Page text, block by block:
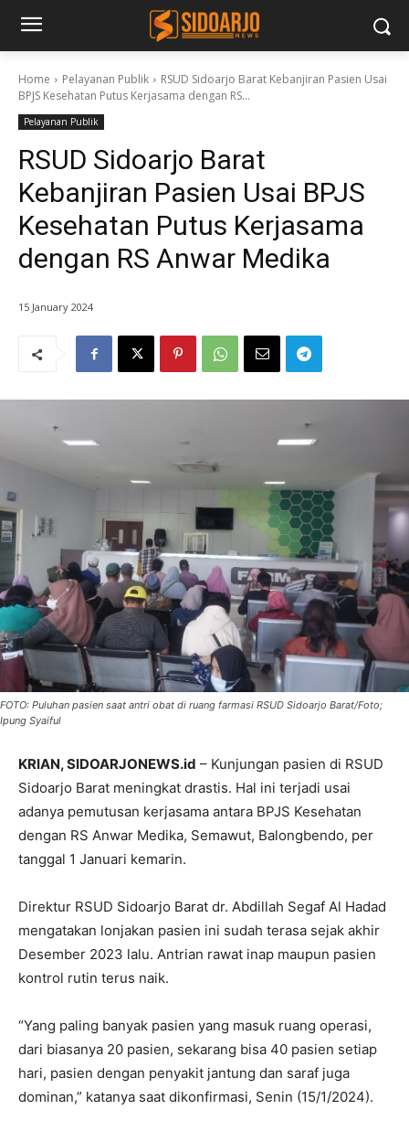
Home Pelayanan Publik
RSUD Sidoarjo Barat Kebanjiran Pasien Usai
BPJS Kesehatan Putus Kerjasama dengan RS...
Pelayanan Publik
RSUD Sidoarjo Barat
Kebanjiran Pasien Usai BPJS
Kesehatan Putus Kerjasama
dengan RS Anwar Medika
15 January 2024
FOTO: Puluhan pasien saat antri obat di ruang farmasi RSUD Sidoarjo Barat/Foto;
Ipung Syaiful
KRIAN, SIDOARJONEWS.id – Kunjungan pasien di RSUD
Sidoarjo Barat meningkat drastis. Hal ini terjadi usai
adanya pemutusan kerjasama antara BPJS Kesehatan
dengan RS Anwar Medika, Semawut, Balongbendo, per
tanggal 1 Januari kemarin.
Direktur RSUD Sidoarjo Barat dr. Abdillah Segaf Al Hadad
mengatakan lonjakan pasien ini sudah terasa sejak akhir
Desember 2023 lalu. Antrian rawat inap maupun pasien
kontrol rutin terus naik.
“Yang paling banyak pasien yang masuk ruang operasi,
dari biasanya 20 pasien, sekarang bisa 40 pasien setiap
hari, pasien dengan penyakit jantung dan saraf juga
dominan,” katanya saat dikonfirmasi, Senin (15/1/2024).